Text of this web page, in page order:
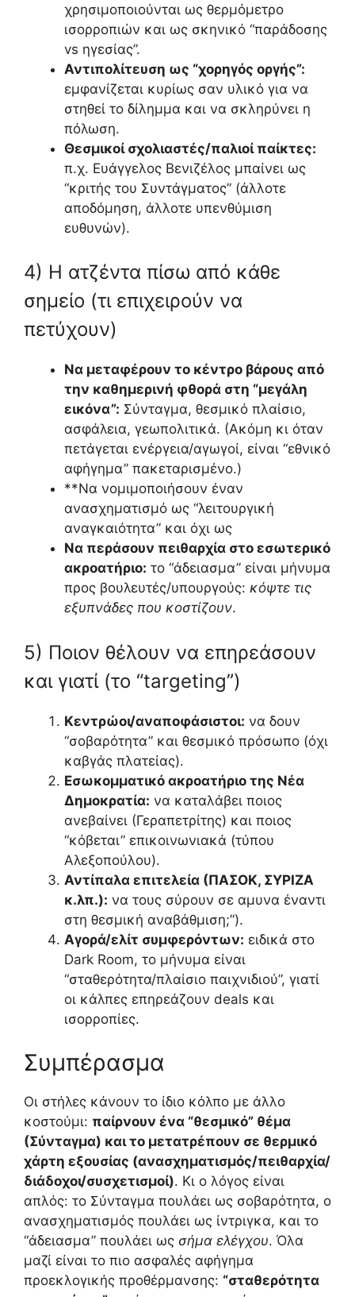
χρησιμοποιούνται ως θερμόμετρο
ισορροπιών και ως σκηνικό “παράδοσης
vs ηγεσίας”.
Αντιπολίτευση ως “χορηγός οργής”:
εμφανίζεται κυρίως σαν υλικό για να
στηθεί το δίλημμα και να σκληρύνει η
πόλωση.
Θεσμικοί σχολιαστές/παλιοί παίκτες:
π.χ. Ευάγγελος Βενιζέλος μπαίνει ως
“κριτής του Συντάγματος” (άλλοτε
αποδόμηση, άλλοτε υπενθύμιση
ευθυνών).
4) Η ατζέντα πίσω από κάθε
σημείο (τι επιχειρούν να
πετύχουν)
Να μεταφέρουν το κέντρο βάρους από
την καθημερινή φθορά στη “μεγάλη
εικόνα”: Σύνταγμα, θεσμικό πλαίσιο,
ασφάλεια, γεωπολιτικά. (Ακόμη κι όταν
πετάγεται ενέργεια/αγωγοί, είναι “εθνικό
αφήγημα” πακεταρισμένο.)
**Να νομιμοποιήσουν έναν
ανασχηματισμό ως “λειτουργική
αναγκαιότητα” και όχι ως
Να περάσουν πειθαρχία στο εσωτερικό
ακροατήριο: το “άδειασμα” είναι μήνυμα
προς βουλευτές/υπουργούς: κόψτε τις
εξυπνάδες που κοστίζουν.
5) Ποιον θέλουν να επηρεάσουν
και γιατί (το “targeting”)
Κεντρώοι/αναποφάσιστοι: να δουν
“σοβαρότητα” και θεσμικό πρόσωπο (όχι
καβγάς πλατείας).
Εσωκομματικό ακροατήριο της Νέα
Δημοκρατία: να καταλάβει ποιος
ανεβαίνει (Γεραπετρίτης) και ποιος
“κόβεται” επικοινωνιακά (τύπου
Αλεξοπούλου).
Αντίπαλα επιτελεία (ΠΑΣΟΚ, ΣΥΡΙΖΑ
κ.λπ.): να τους σύρουν σε αμυνα έναντι
στη θεσμική αναβάθμιση;”).
Αγορά/ελίτ συμφερόντων: ειδικά στο
Dark Room, το μήνυμα είναι
“σταθερότητα/πλαίσιο παιχνιδιού”, γιατί
οι κάλπες επηρεάζουν deals και
ισορροπίες.
Συμπέρασμα
Οι στήλες κάνουν το ίδιο κόλπο με άλλο
κοστούμι: παίρνουν ένα “θεσμικό” θέμα
(Σύνταγμα) και το μετατρέπουν σε θερμικό
χάρτη εξουσίας (ανασχηματισμός/πειθαρχία/
διάδοχοι/συσχετισμοί). Κι ο λόγος είναι
απλός: το Σύνταγμα πουλάει ως σοβαρότητα, ο
ανασχηματισμός πουλάει ως ίντριγκα, και το
“άδειασμα” πουλάει ως σήμα ελέγχου. Όλα
μαζί είναι το πιο ασφαλές αφήγημα
προεκλογικής προθέρμανσης: “σταθερότητα